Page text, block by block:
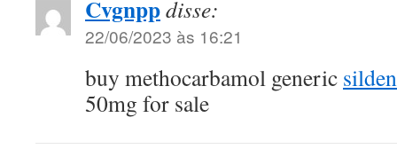
Cvgnppdisse:
22/06/2023 às 16:21
buy methocarbamol generic
50mg for sale